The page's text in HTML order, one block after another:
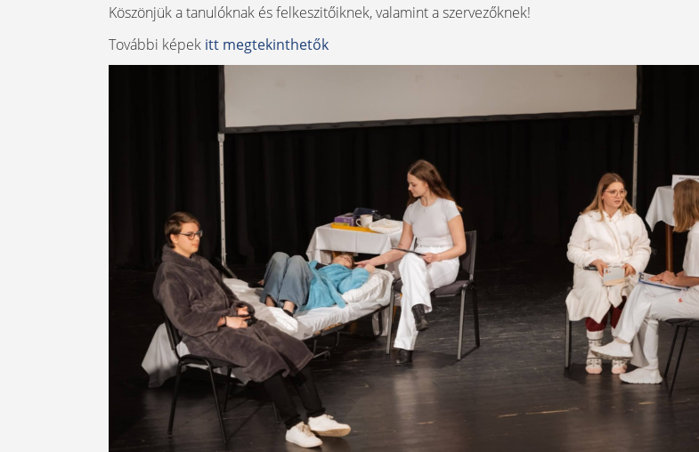
Köszönjük a tanulóknak és felkeszitőiknek, valamint a szervezőknek!
További képek itt megtekinthetők